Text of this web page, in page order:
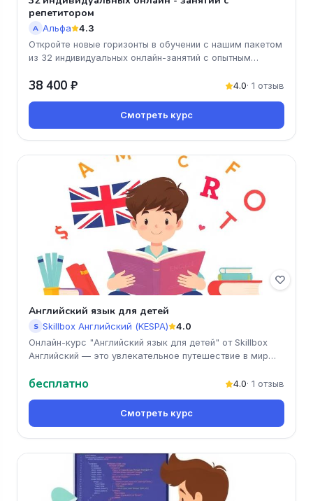
репетитором
А Альфа 4.3
Откройте новые горизонты в обучении с нашим пакетом
из 32 индивидуальных онлайн-занятий с опытным
38 400 ₽ 4.0· 1 отзыв
Смотреть курс
Английский язык для детей
S Skillbox Английский (KESPA) 4.0
Онлайн-курс "Английский язык для детей" от Skillbox
Английский — это увлекательное путешествие в мир
бесплатно 4.0· 1 отзыв
Смотреть курс